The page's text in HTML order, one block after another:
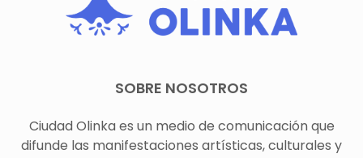
SOBRE NOSOTROS
Ciudad Olinka es un medio de comunicación que
difunde las manifestaciones artísticas, culturales y